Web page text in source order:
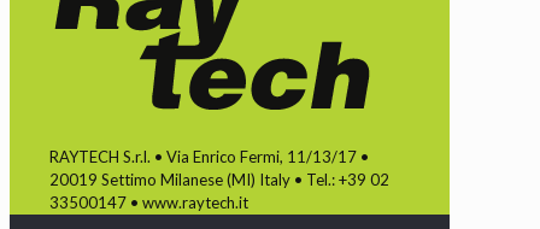
RAYTECH S.r.l. • Via Enrico Fermi, 11/13/17 •
20019 Settimo Milanese (MI) Italy • Tel.: +39 02
33500147 • www.raytech.it